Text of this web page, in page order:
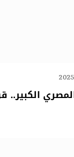
الكبير..